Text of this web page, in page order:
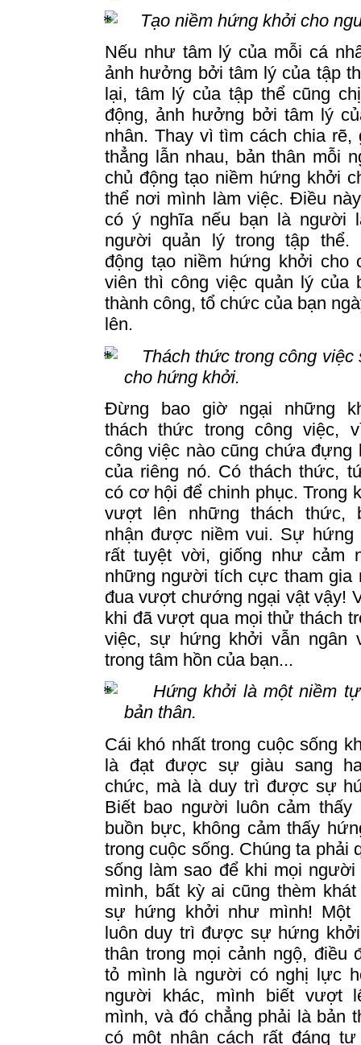
Tạo niềm hứng khởi cho
Nếu như tâm lý của mỗi cá
ảnh hưởng bởi tâm lý của tập
lại, tâm lý của tập thể cũng
động, ảnh hưởng bởi tâm lý
nhân. Thay vì tìm cách chia rẽ,
thẳng lẫn nhau, bản thân mỗi
chủ động tạo niềm hứng khởi
thể nơi mình làm việc. Điều
có ý nghĩa nếu bạn là người
người quản lý trong tập thể.
động tạo niềm hứng khởi cho
viên thì công việc quản lý của
thành công, tổ chức của bạn
lên.
Thách thức trong công việc
cho hứng khởi.
Đừng bao giờ ngại những
thách thức trong công việc,
công việc nào cũng chứa đựng
của riêng nó. Có thách thức,
có cơ hội để chinh phục. Trong
vượt lên những thách thức,
nhận được niềm vui. Sự hứng
rất tuyệt vời, giống như cảm
những người tích cực tham gia
đua vượt chướng ngại vật vậy!
khi đã vượt qua mọi thử thách
việc, sự hứng khởi vẫn ngân
trong tâm hồn của bạn...
Hứng khởi là một niềm
bản thân.
Cái khó nhất trong cuộc sống
là đạt được sự giàu sang
chức, mà là duy trì được sự
Biết bao người luôn cảm thấy
buồn bực, không cảm thấy
trong cuộc sống. Chúng ta phải
sống làm sao để khi mọi người
mình, bất kỳ ai cũng thèm
sự hứng khởi như mình! Một
luôn duy trì được sự hứng
thân trong mọi cảnh ngộ, điều
tỏ mình là người có nghị lực
người khác, mình biết vượt
mình, và đó chẳng phải là bản
có một nhân cách rất đáng